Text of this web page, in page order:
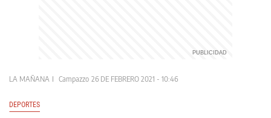
LA MAÑANA Campazzo 26 DE FEBRERO 2021 - 10:46
DEPORTES